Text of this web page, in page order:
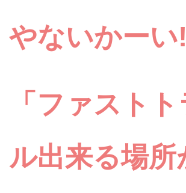
やないかーい
「 ファスト
ル出来る場所